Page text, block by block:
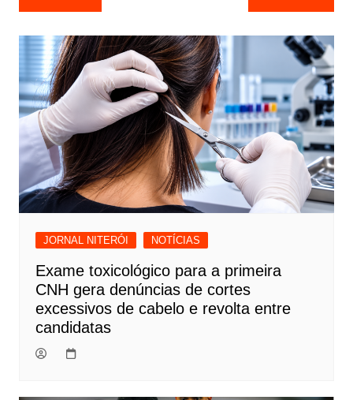
de
Post
JORNAL NITERÓI NOTÍCIAS
Exame toxicológico para a primeira
CNH gera denúncias de cortes
excessivos de cabelo e revolta entre
candidatas